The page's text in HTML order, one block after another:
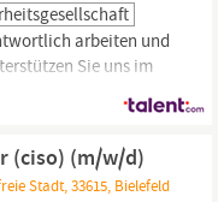
arbeiten und
Sie uns im
Kontrollfahrten durch
Job mit
(ciso) (m/w/d)
Stadt, 33615, Bielefeld